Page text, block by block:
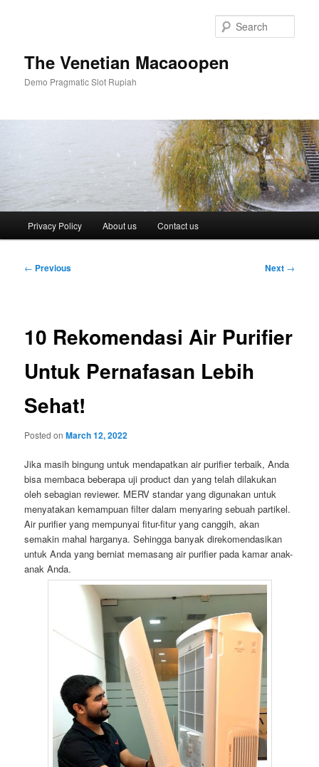
The Venetian Macaoopen
Demo Pragmatic Slot Rupiah
Privacy Policy About us Contact us
Post
← Previous Next →
10 Rekomendasi Air Purifier
Untuk Pernafasan Lebih
Sehat!
Posted onMarch 12, 2022
Jika masih bingung untuk mendapatkan air purifier terbaik, Anda
bisa membaca beberapa uji product dan yang telah dilakukan
oleh sebagian reviewer. MERV standar yang digunakan untuk
menyatakan kemampuan filter dalam menyaring sebuah partikel.
Air purifier yang mempunyai fitur-fitur yang canggih, akan
semakin mahal harganya. Sehingga banyak direkomendasikan
untuk Anda yang berniat memasang air purifier pada kamar anak-
anak Anda.